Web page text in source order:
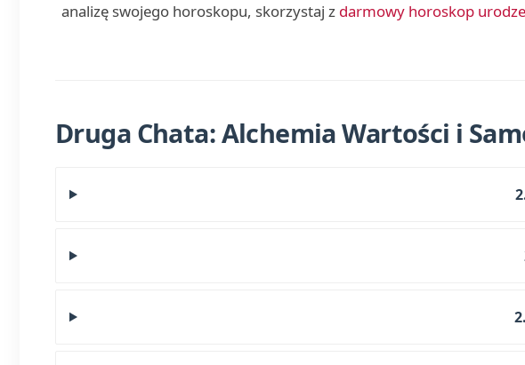
analizę swojego horoskopu, skorzystaj z darmowy horoskop
Druga Chata: Alchemia Wartości i